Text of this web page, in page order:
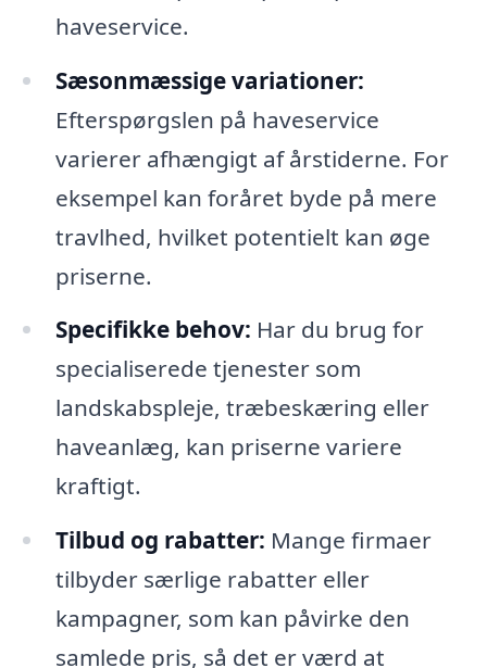
haveservice.
Sæsonmæssige variationer:
Efterspørgslen på haveservice
varierer afhængigt af årstiderne. For
eksempel kan foråret byde på mere
travlhed, hvilket potentielt kan øge
priserne.
Specifikke behov: Har du brug for
specialiserede tjenester som
landskabspleje, træbeskæring eller
haveanlæg, kan priserne variere
kraftigt.
Tilbud og rabatter: Mange firmaer
tilbyder særlige rabatter eller
kampagner, som kan påvirke den
samlede pris, så det er værd at